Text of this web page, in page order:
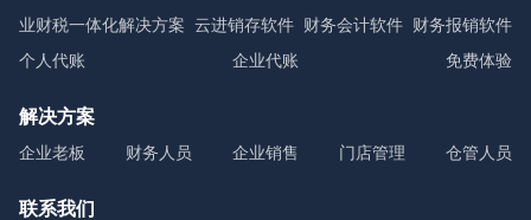
业财税一体化解决方案 云进销存软件 财务会计软件 财务报销软件
个人代账
企业代账 免费体验
解决方案
企业老板 财务人员 企业销售 门店管理 仓管人员
联系我们